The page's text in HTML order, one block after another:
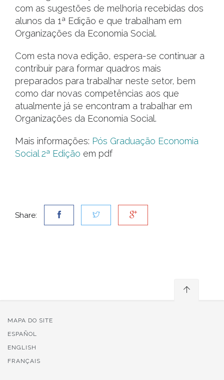
com as sugestões de melhoria recebidas dos
alunos da 1ª Edição e que trabalham em
Organizações da Economia Social.
Com esta nova edição, espera-se continuar a
contribuir para formar quadros mais
preparados para trabalhar neste setor, bem
como dar novas competências aos que
atualmente já se encontram a trabalhar em
Organizações da Economia Social.
Mais informações: Pós Graduação Economia
Social 2ª Edição em pdf
Share:
MAPA DO SITE
ESPAÑOL
ENGLISH
FRANÇAIS